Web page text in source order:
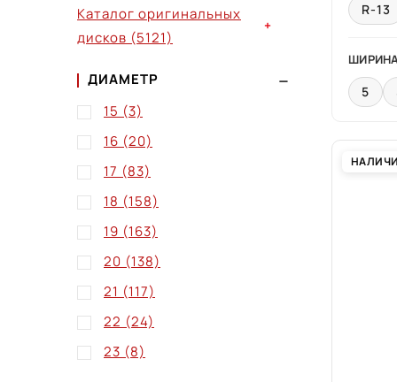
R-13
5
Каталог оригинальных
дисков (5121)
+
ДИАМЕТР
15 (3)
16 (20)
17 (83)
18 (158)
19 (163)
20 (138)
21 (117)
22 (24)
23 (8)